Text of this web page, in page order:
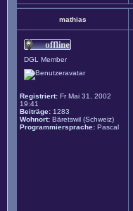
mathias
DGL Member
Registriert: Fr Mai 31, 2002
19:41
Beiträge: 1283
Wohnort: Bäretswil (Schweiz)
Programmiersprache: Pascal